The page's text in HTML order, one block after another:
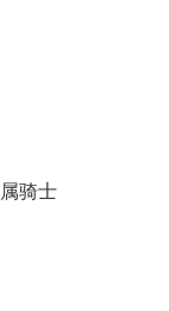
骑士